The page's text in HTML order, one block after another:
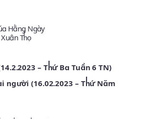
Hằng Ngày
Thọ
– Thứ Ba Tuần 6 TN)
người (16.02.2023 – Thứ Năm